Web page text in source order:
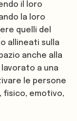
il loro
la loro
quelli del
allineati sulla
anche alla
a una
le persone
fisico, emotivo,